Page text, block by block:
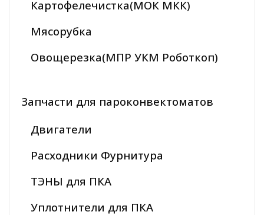
Картофелечистка(МОК МКК)
Мясорубка
Овощерезка(МПР УКМ Роботкоп)
Запчасти для пароконвектоматов
Двигатели
Расходники Фурнитура
ТЭНЫ для ПКА
Уплотнители для ПКА